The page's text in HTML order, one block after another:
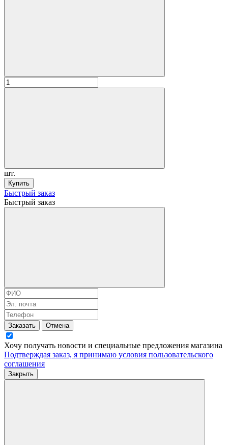
шт.
Купить
Быстрый заказ
Быстрый заказ
Заказать Отмена
Хочу получать новости и специальные предложения магазина
Подтверждая заказ, я принимаю условия пользовательского
соглашения
Закрыть